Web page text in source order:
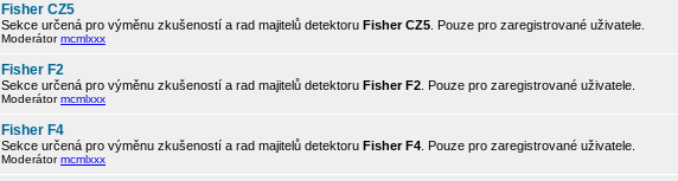
Fisher CZ5
Sekce určená pro výměnu zkušeností a rad majitelů detektoru Fisher CZ5 . Pouze pro zaregistrované uživatele.
Moderátormcmlxxx
Fisher F2
Sekce určená pro výměnu zkušeností a rad majitelů detektoru Fisher F2 . Pouze pro zaregistrované uživatele.
Moderátormcmlxxx
Fisher F4
Sekce určená pro výměnu zkušeností a rad majitelů detektoru Fisher F4 . Pouze pro zaregistrované uživatele.
Moderátormcmlxxx